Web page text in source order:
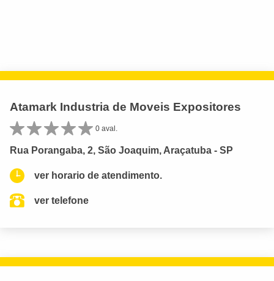
Atamark Industria de Moveis Expositores
0 aval.
Rua Porangaba, 2, São Joaquim, Araçatuba - SP
ver horario de atendimento.
ver telefone